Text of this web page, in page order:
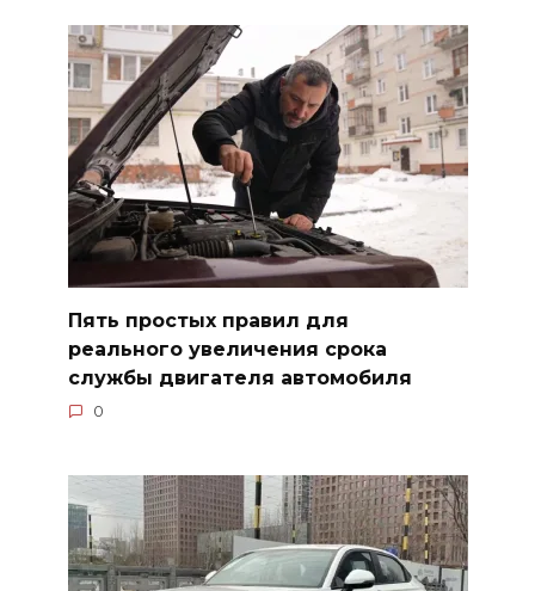
Пять простых правил для
реального увеличения срока
службы двигателя автомобиля
0